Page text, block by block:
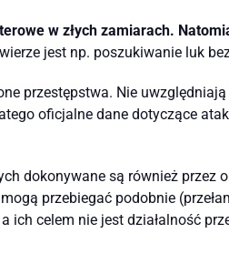
w złych zamiarach.
jest np. poszukiwanie luk
przestępstwa. Nie
oficjalne dane dotyczące
dokonywane są również
przebiegać podobnie
celem nie jest działalność